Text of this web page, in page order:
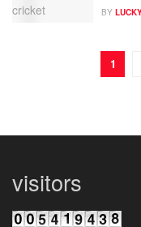
BY
1
visitors